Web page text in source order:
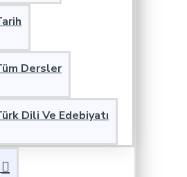
Dersler
Dili Ve Edebiyatı